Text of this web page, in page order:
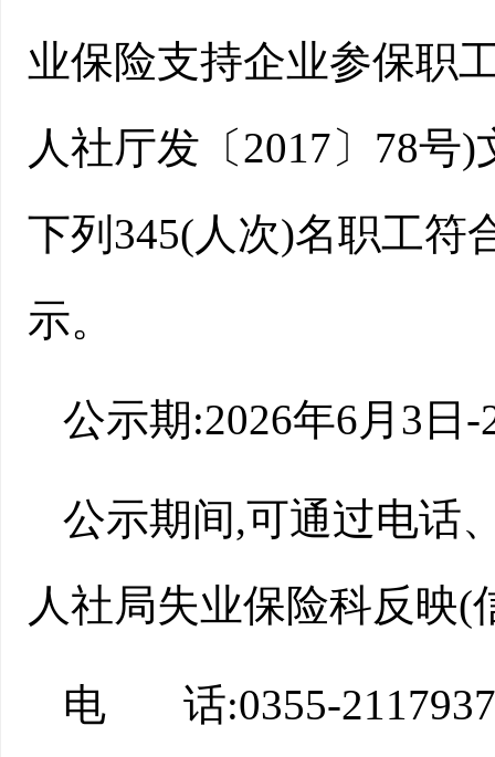
业保险支持企业参保职
人社厅发 〔2017〕 78号)
下列345(人次)名职工符
示。
公示期:2026年6月3日-
公示期间,可通过电话
人社局失业保险科反映
电 话:0355-